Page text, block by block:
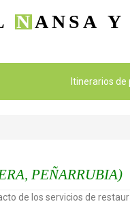
NANSA Y
Itinerarios de
PEÑARRUBIA)
de los servicios de